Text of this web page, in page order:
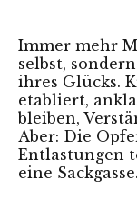
Immer mehr
selbst,
ihres Glücks.
etabliert,
bleiben,
Aber: Die
Entlastungen
eine Sackgasse.